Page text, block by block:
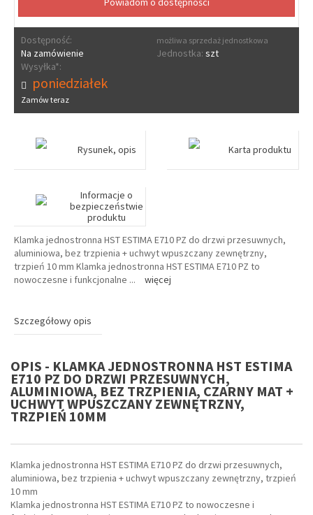
Dostępność:
Na zamówienie
możliwa sprzedaż jednostkowa
Jednostka: szt
Wysyłka*:
poniedziałek
Zamów teraz
Rysunek, opis Karta produktu
Informacje o
bezpieczeństwie
produktu
Klamka jednostronna HST ESTIMA E710 PZ do drzwi przesuwnych,
aluminiowa, bez trzpienia + uchwyt wpuszczany zewnętrzny,
trzpień 10 mm Klamka jednostronna HST ESTIMA E710 PZ to
nowoczesne i funkcjonalne ... więcej
Szczegółowy opis
OPIS - KLAMKA JEDNOSTRONNA HST ESTIMA
E710 PZ DO DRZWI PRZESUWNYCH,
ALUMINIOWA, BEZ TRZPIENIA, CZARNY MAT +
UCHWYT WPUSZCZANY ZEWNĘTRZNY,
TRZPIEŃ 10MM
Klamka jednostronna HST ESTIMA E710 PZ do drzwi przesuwnych,
aluminiowa, bez trzpienia + uchwyt wpuszczany zewnętrzny, trzpień
10 mm
Klamka jednostronna HST ESTIMA E710 PZ to nowoczesne i